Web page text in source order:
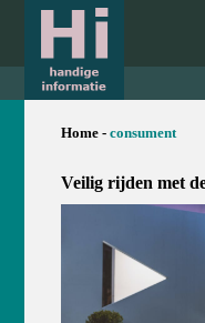
Home - consument
Veilig rijden met